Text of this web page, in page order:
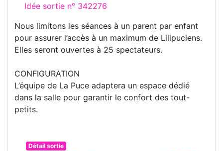
Idée sortie n° 342276
Nous limitons les séances à un parent par enfant
pour assurer l’accès à un maximum de Lilipuciens.
Elles seront ouvertes à 25 spectateurs.
CONFIGURATION
L’équipe de La Puce adaptera un espace dédié
dans la salle pour garantir le confort des tout-
petits.
Détail sortie